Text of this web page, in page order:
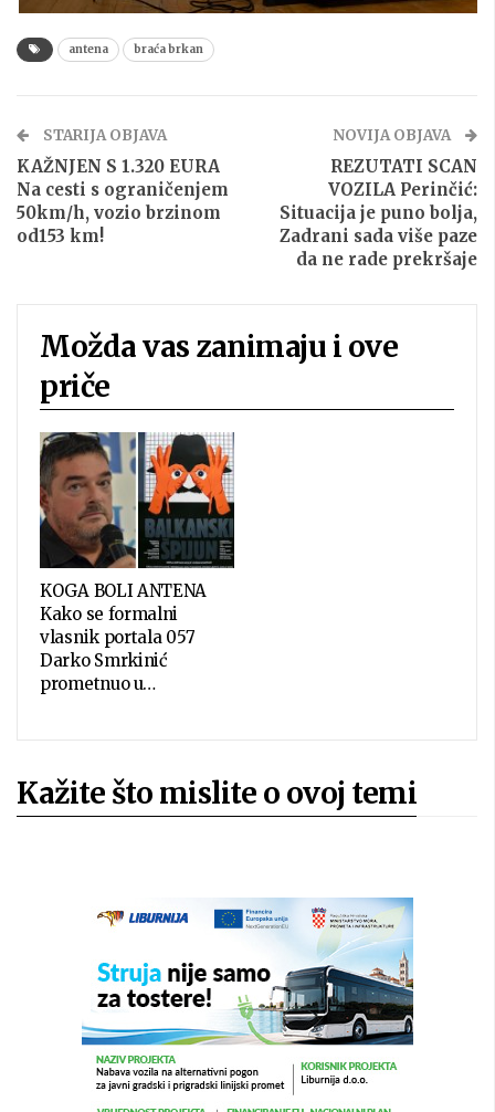
antena braća brkan
STARIJA OBJAVA
KAŽNJEN S 1.320 EURA
Na cesti s ograničenjem
50km/h, vozio brzinom
od153 km!
NOVIJA OBJAVA
REZUTATI SCAN
VOZILA Perinčić:
Situacija je puno bolja,
Zadrani sada više paze
da ne rade prekršaje
Možda vas zanimaju i ove
priče
KOGA BOLI ANTENA
Kako se formalni
vlasnik portala 057
Darko Smrkinić
prometnuo u…
Kažite što mislite o ovoj temi